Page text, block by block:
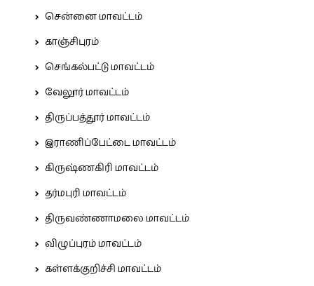
சென்னை மாவட்டம்
காஞ்சிபுரம்
செங்கல்பட்டு மாவட்டம்
வேலூர் மாவட்டம்
திருப்பத்தூர் மாவட்டம்
இராணிப்பேட்டை மாவட்டம்
கிருஷ்ணகிரி மாவட்டம்
தர்மபுரி மாவட்டம்
திருவண்ணாமலை மாவட்டம்
விழுப்புரம் மாவட்டம்
கள்ளக்குறிச்சி மாவட்டம்